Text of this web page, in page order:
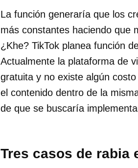
La función generaría que los
más constantes haciendo que
¿Khe? TikTok planea función
Actualmente la plataforma de
gratuita y no existe algún
el contenido dentro de la
de que se buscaría
Tres casos de rabia